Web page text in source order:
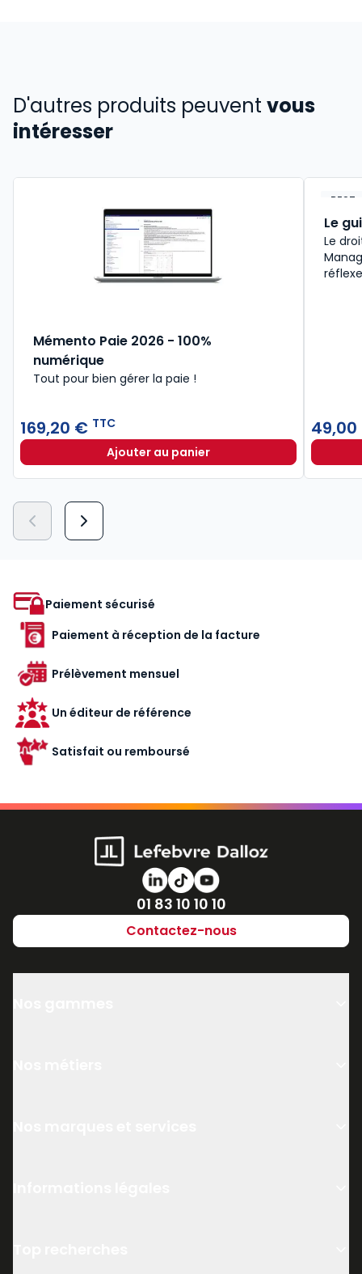
D'autres produits peuvent vous
intéresser
Mémento Paie 2026 - 100%
numérique
Tout pour bien gérer la paie !
169,20 € TTC
Ajouter au panierMémento Paie 2026 - 100%
BEST-
Le
Le
Paiement sécurisé
Paiement à réception de la facture
Prélèvement mensuel
Un éditeur de référence
Satisfait ou remboursé
Numéro de téléphone
01 83 10 10 10
Contactez-nous